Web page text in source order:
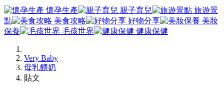
懷孕生產 親子育兒
旅遊景
點
美食攻略 好物分享
美妝
保養
毛孩世界 健康保健
Very Baby
母乳餵奶
貼文